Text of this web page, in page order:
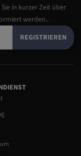
in kurzer Zeit über
werden..
REGISTRIEREN